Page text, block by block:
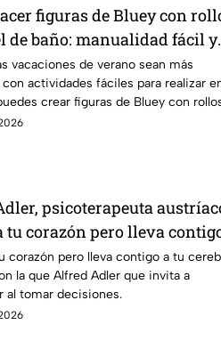
figuras de Bluey con
de baño: manualidad fácil y
para jugar con los niños
vacaciones de verano sean más
actividades fáciles para realizar
crear figuras de Bluey con
el paso a paso.
psicoterapeuta
tu corazón pero lleva
corazón pero lleva contigo a tu
la que Alfred Adler que invita a
al tomar decisiones.